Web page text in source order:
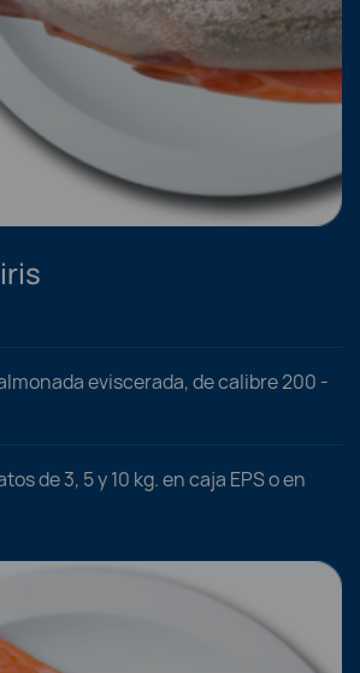
eviscerada, de calibre 200 -
de 3, 5 y 10 kg. en caja EPS o en